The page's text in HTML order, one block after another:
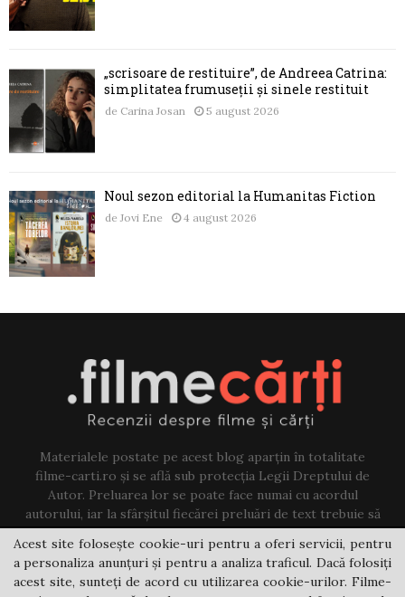
„scrisoare de restituire”, de Andreea Catrina:
simplitatea frumuseții și sinele restituit
de Carina Josan 5 august 2026
Noul sezon editorial la Humanitas Fiction
de Jovi Ene 4 august 2026
Materialele postate pe acest blog aparțin în totalitate
filme-carti.ro și se află sub protecția Legii Dreptului de
Autor. Preluarea lor se poate face numai cu acordul
autorului, iar la sfârșitul fiecărei preluări de text trebuie să
existe un link către acest blog.
Contact us:jovi@filme-carti.ro
Acest site folosește cookie-uri pentru a oferi servicii, pentru
a personaliza anunțuri și pentru a analiza traficul. Dacă folosiți
acest site, sunteți de acord cu utilizarea cookie-urilor. Filme-